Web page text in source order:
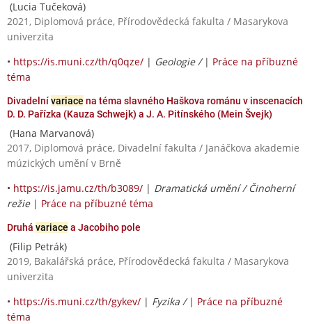
(Lucia Tučeková)
2021, Diplomová práce, Přírodovědecká fakulta / Masarykova
univerzita
• https://is.muni.cz/th/q0qze/ | Geologie / | Práce na příbuzné
téma
Divadelnívariace na téma slavného Haškova románu v inscenacích
D. D. Pařízka (Kauza Schwejk) a J. A. Pitínského (Mein Švejk)
(Hana Marvanová)
2017, Diplomová práce, Divadelní fakulta / Janáčkova akademie
múzických umění v Brně
• https://is.jamu.cz/th/b3089/ | Dramatická umění / Činoherní
režie| Práce na příbuzné téma
Druhá variace a Jacobiho pole
(Filip Petrák)
2019, Bakalářská práce, Přírodovědecká fakulta / Masarykova
univerzita
• https://is.muni.cz/th/gykev/ | Fyzika / | Práce na příbuzné
téma